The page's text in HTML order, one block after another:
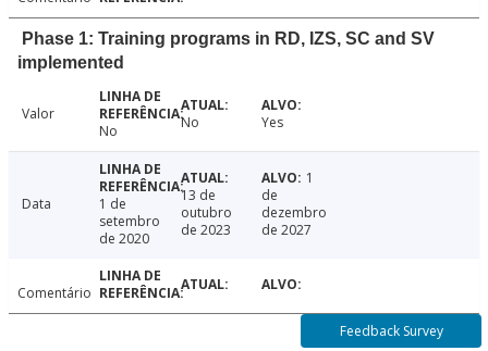
Phase 1: Training programs in RD, IZS, SC and SV
implemented
Valor
No
No Yes
Data
1 de
setembro
de 2020
13 de
outubro
de 2023
1
de
dezembro
de 2027
Comentário
Feedback Survey